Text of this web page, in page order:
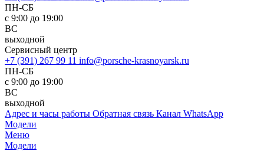
ПН-СБ
c 9:00 до 19:00
ВС
выходной
Сервисный центр
+7 (391) 267 99 11 info@porsche-krasnoyarsk.ru
ПН-СБ
с 9:00 до 19:00
ВС
выходной
Адрес и часы работы Обратная связь Канал WhatsApp
Модели
Меню
Модели